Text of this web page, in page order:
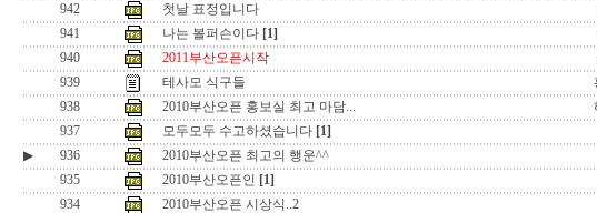
942
첫날 표정입니다
941
나는 볼퍼슨이다 [1]
940
2011부산오픈시작
939
테사모 식구들
938
2010부산오픈 홍보실 최고 마담...
937
모두모두 수고하셨습니다 [1]
▶
936 2010부산오픈 최고의 행운^^
935
2010부산오픈인 [1]
934
2010부산오픈 시상식..2